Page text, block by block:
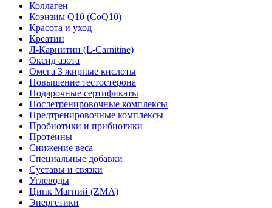
Коллаген
Коэнзим Q10 (CoQ10)
Красота и уход
Креатин
Л-Карнитин (L-Сarnitine)
Оксид азота
Омега 3 жирные кислоты
Повышение тестостерона
Подарочные сертификаты
Послетренировочные комплексы
Предтренировочные комплексы
Пробиотики и прибиотики
Протеины
Снижение веса
Специальные добавки
Суставы и связки
Углеводы
Цинк Магний (ZMA)
Энергетики